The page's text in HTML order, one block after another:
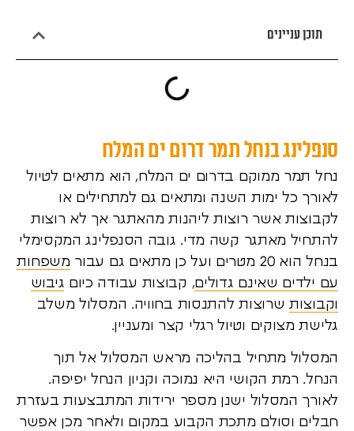
תוכן עניינים
סנפלינג בנחל תמר דרום ים המלח
נחל תמר ממוקם בדרום ים המלח, הוא מתאים לטיול
לאורך כל ימות השנה ומתאים גם למתחילים או
לקבוצות אשר רוצות ליהנות מהאתגר אך לא רוצות
להתחיל מאתגר קשה מדי. גובה הסנפלינג המקסימלי
בנחל הוא 20 מטרים ועל כן מתאים גם עבור
משפחות
עם ילדים שאינם גדולים, קבוצות עבודה כיום גיבוש
וקבוצותשרוצות להתנסות בחוויה. המסלול משלב
גלישת מצוקים וטיול רגלי קצר ומעניין.
המסלול מתחיל בהליכה מראש המסלול אל תוך
הנחל. רמת הקושי היא נמוכה וקניון הנחל יפיפה.
לאורך המסלול ישנן מספר ירידות המתבצעות בעזרת
חבלים וסולם מתכת הקבוע במקום ולאחר מכן אפשר